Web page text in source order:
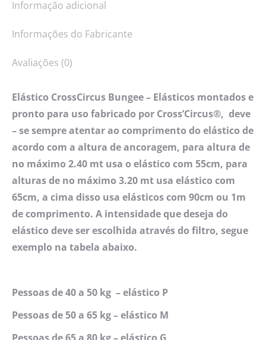
Informação adicional
Informações do Fabricante
Avaliações (0)
Elástico CrossCircus Bungee – Elásticos montados e
pronto para uso fabricado por Cross’Circus®, deve
– se sempre atentar ao comprimento do elástico de
acordo com a altura de ancoragem, para altura de
no máximo 2.40 mt usa o elástico com 55cm, para
alturas de no máximo 3.20 mt usa elástico com
65cm, a cima disso usa elásticos com 90cm ou 1m
de comprimento. A intensidade que deseja do
elástico deve ser escolhida através do filtro, segue
exemplo na tabela abaixo.
Pessoas de 40 a 50 kg – elástico P
Pessoas de 50 a 65 kg – elástico M
Pessoas de 65 a 80 kg – elástico G